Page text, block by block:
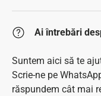
Ai întrebări
Suntem aici să te
Scrie-ne pe
răspundem cât mai